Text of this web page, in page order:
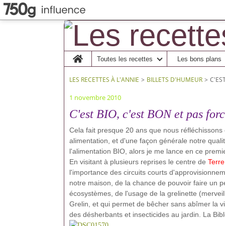
Home
Toutes les recettes Les bons plans
LES RECETTES À L'ANNIE > BILLETS D'HUMEUR >
1 novembre 2010
C'est BIO, c'est BON et pas
Cela fait presque 20 ans que nous
alimentation, et d'une façon générale notre
l'alimentation BIO, alors je me lance en ce
En visitant à plusieurs reprises le centre de
l'importance des circuits courts
notre maison, de la chance de pouvoir faire un
écosystèmes, de l'usage de la grelinette
Grelin, et qui permet de bêcher sans abîmer la
des désherbants et insecticides au jardin. La